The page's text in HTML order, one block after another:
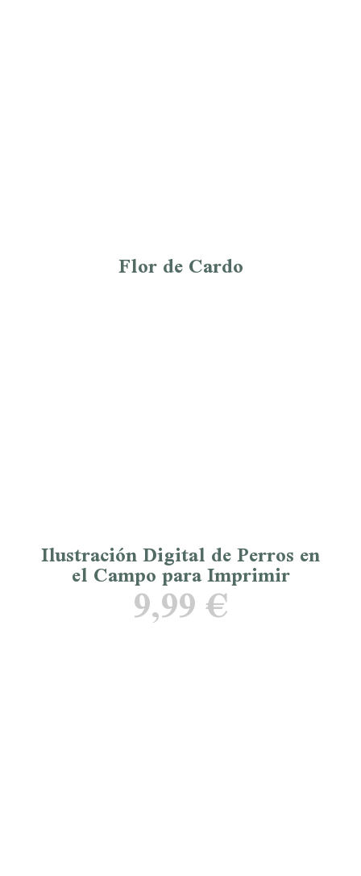
Flor de Cardo
Ilustración Digital de Perros en
el Campo para Imprimir
9,99€